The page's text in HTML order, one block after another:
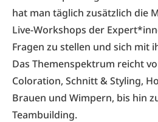
hat man täglich zusätzlich die
Live-Workshops der
Fragen zu stellen und sich mit
Das Themenspektrum reicht
Coloration, Schnitt & Styling,
Brauen und Wimpern, bis hin
Teambuilding.